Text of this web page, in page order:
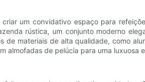
um convidativo espaço para
rústica, um conjunto moderno
materiais de alta qualidade, como
almofadas de pelúcia para uma luxuosa